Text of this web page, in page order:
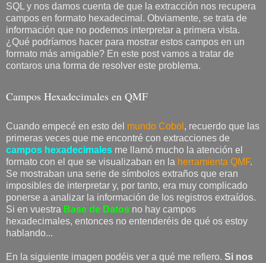
SQL y nos damos cuenta de que la extracción nos recupera
campos en formato hexadecimal. Obviamente, se trata de
información que no podemos interpretar a primera vista.
¿Qué podríamos hacer para mostrar estos campos en un
formato más amigable? En este post vamos a tratar de
contaros una forma de resolver este problema.
Campos Hexadecimales en QMF
Cuando empecé en esto del mundo Cobol , recuerdo que las
primeras veces que me encontré con extracciones de
campos hexadecimales me llamó mucho la atención el
formato con el que se visualizaban en la herramienta QMF.
Se mostraban una serie de símbolos extraños que eran
imposibles de interpretar y, por tanto, era muy complicado
ponerse a analizar la información de los registros extraídos.
Si en vuestra Base de Datos no hay campos
hexadecimales, entonces no entenderéis de qué os estoy
hablando...
En la siguiente imagen podéis ver a qué me refiero. Si nos